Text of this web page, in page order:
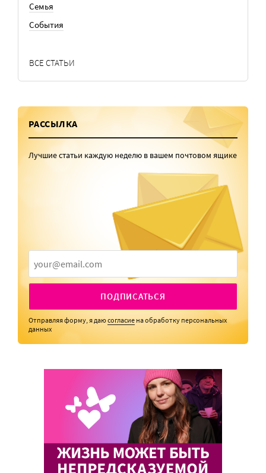
Семья
События
ВСЕ СТАТЬИ
РАССЫЛКА
Лучшие статьи каждую неделю в вашем почтовом ящике
ПОДПИСАТЬСЯ
Отправляя форму, я даюсогласие на обработку персональных
данных